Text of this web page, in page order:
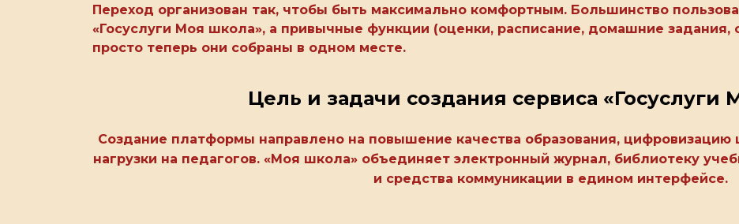
Переход организован так, чтобы быть максимально комфортным. Большинство
«Госуслуги Моя школа», а привычные функции (оценки, расписание, домашние задания,
просто теперь они собраны в одном месте.
Цель и задачи создания сервиса «Госуслуги
Создание платформы направлено на повышение качества образования,
нагрузки на педагогов. «Моя школа» объединяет электронный журнал, библиотеку
и средства коммуникации в едином интерфейсе.